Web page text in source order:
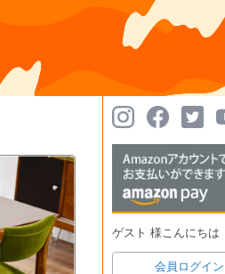
ゲスト 様こんにちは
会員ログイン